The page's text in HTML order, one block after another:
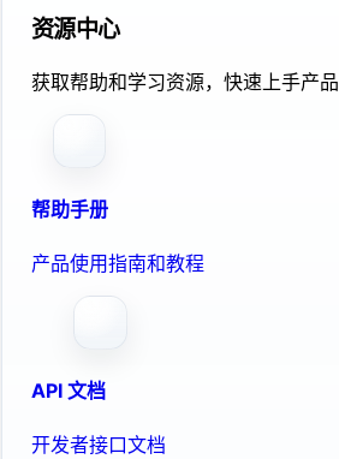
资源中心
获取帮助和学习资源，快速上手产品
帮助手册
产品使用指南和教程
API 文档
开发者接口文档